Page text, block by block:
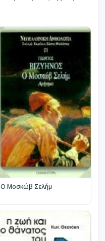
Ο Μοσκώβ Σελήμ